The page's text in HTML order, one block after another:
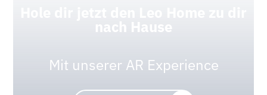
nach Hause
Mit unserer AR Experience